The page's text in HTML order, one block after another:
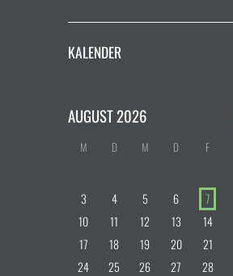
KALENDER
AUGUST2026
M D M D F
3
4 5 6 7
10
11 12 13 14
17
18 19 20 21
24
25 26 27 28